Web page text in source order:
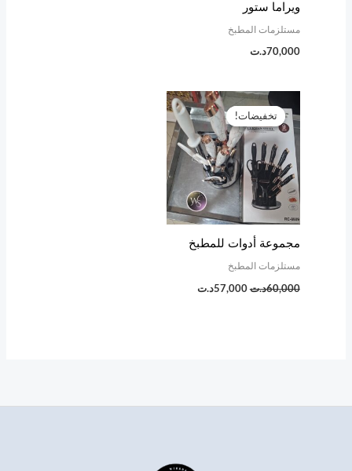
ويراما ستور
مستلزمات المطبخ
70,000د.ت
تخفيضات!
تخفيضات!
مجموعة أدوات للمطبخ
مستلزمات المطبخ
60,000د.ت
السعر
الأصلي
هو:
60,000د.ت.
57,000د.ت
السعر
الحالي
هو:
57,000د.ت.